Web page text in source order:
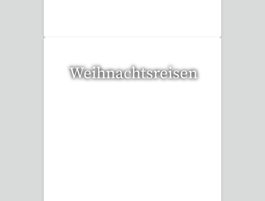
Weihnachtsreisen